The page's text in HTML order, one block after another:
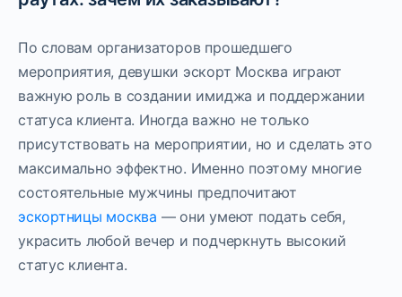
По словам организаторов прошедшего
мероприятия, девушки эскорт Москва играют
важную роль в создании имиджа и поддержании
статуса клиента. Иногда важно не только
присутствовать на мероприятии, но и сделать это
максимально эффектно. Именно поэтому многие
состоятельные мужчины предпочитают
эскортницы москва — они умеют подать себя,
украсить любой вечер и подчеркнуть высокий
статус клиента.